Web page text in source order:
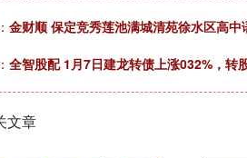
金财顺 保定竞秀莲池满城清苑徐水区高
全智股配 1月7日建龙转债上涨032%，转
文章